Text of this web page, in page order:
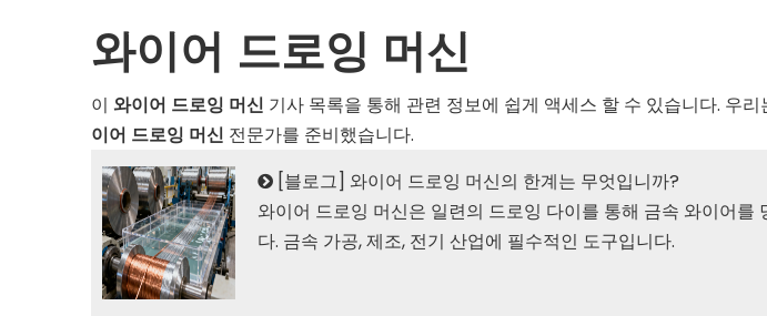
와이어 드로잉 머신
이 와이어 드로잉 머신 기사 목록을 통해 관련 정보에 쉽게 액세스 할 수 있습니다. 우
이어 드로잉 머신 전문가를 준비했습니다.
[블로그] 와이어 드로잉 머신의 한계는 무엇입니까?
와이어 드로잉 머신은 일련의 드로잉 다이를 통해 금속 와이어
다. 금속 가공, 제조, 전기 산업에 필수적인 도구입니다.